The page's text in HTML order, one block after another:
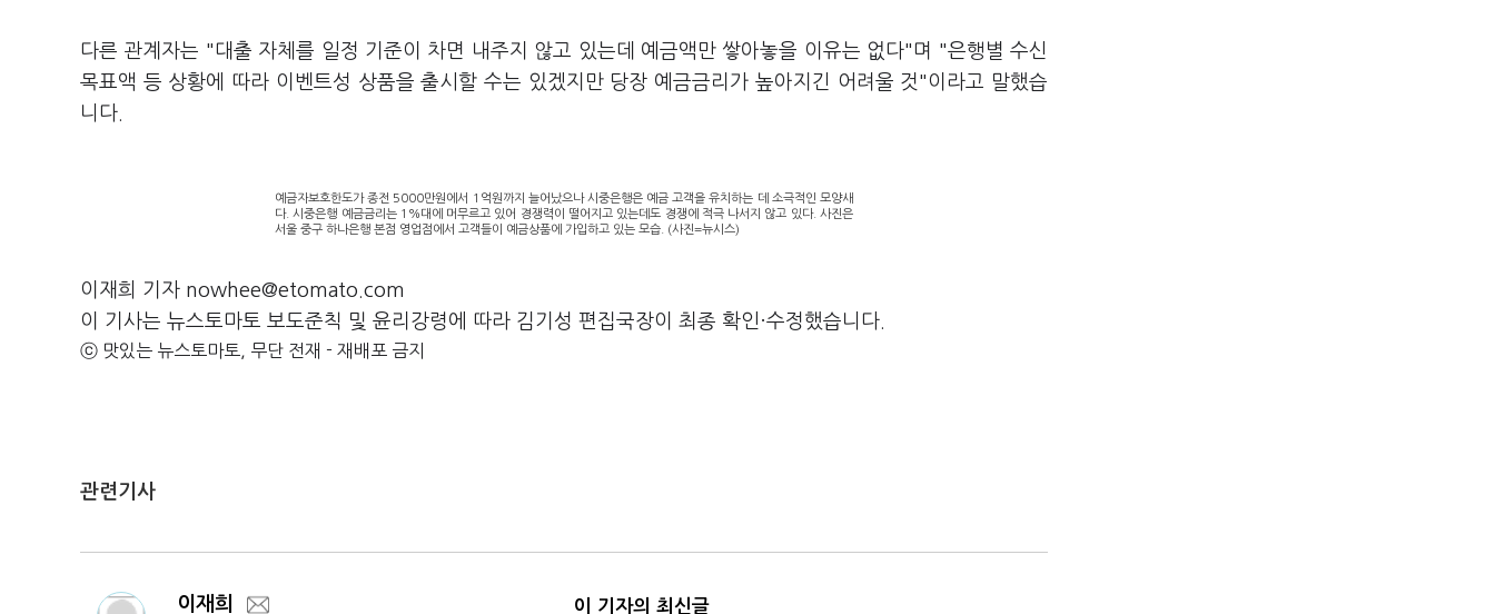
다른 관계자는 "대출 자체를 일정 기준이 차면 내주지 않고 있는데 예금액만 쌓아놓을 이유는 없다"며 "은행별 수신
목표액 등 상황에 따라 이벤트성 상품을 출시할 수는 있겠지만 당장 예금금리가 높아지긴 어려울 것"이라고 말했습
니다.
예금자보호한도가 종전 5000만원에서 1억원까지 늘어났으나 시중은행은 예금 고객을 유치하는 데 소극적인 모양새
다. 시중은행 예금금리는 1%대에 머무르고 있어 경쟁력이 떨어지고 있는데도 경쟁에 적극 나서지 않고 있다. 사진은
서울 중구 하나은행 본점 영업점에서 고객들이 예금상품에 가입하고 있는 모습. (사진=뉴시스)
이재희 기자 nowhee@etomato.com
이 기사는 뉴스토마토 보도준칙 및 윤리강령에 따라 김기성 편집국장이 최종 확인·수정했습니다.
ⓒ 맛있는 뉴스토마토, 무단 전재 - 재배포 금지
관련기사
이재희 이 기자의 최신글